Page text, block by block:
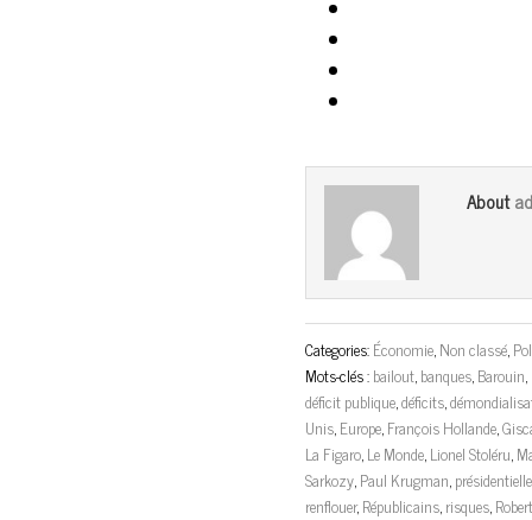
About
Categories:Économie,Non classé,
Mots-clés :bailout,banques,Barouin,
déficit publique,déficits,
Unis,Europe,François Hollande,
La Figaro,Le Monde,Lionel Stoléru,
Sarkozy,Paul Krugman,
renflouer,Républicains,risques,